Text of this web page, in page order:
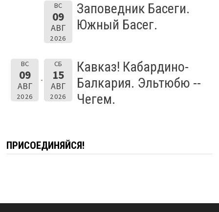
ВС
09
АВГ
2026
Заповедник Басеги.
Южный Басег.
ВС
09
АВГ
2026
СБ
15
АВГ
2026
Кавказ! Кабардино-
Балкария. Эльтюбю --
Чегем.
ПРИСОЕДИНЯЙСЯ!